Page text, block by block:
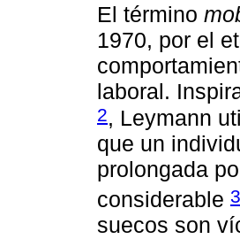
El término
1970, por el
laboral.
2, Leymann
que un
prolongada
considerable 3
suecos son